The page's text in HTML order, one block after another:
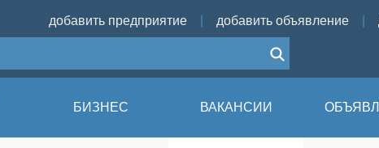
добавить предприятие добавить объявление
БИЗНЕС ВАКАНСИИ